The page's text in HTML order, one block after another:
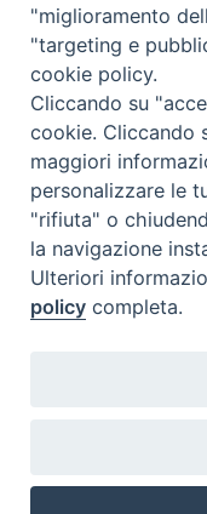
"miglioramento
"targeting e
cookie policy.
Cliccando su
cookie. Cliccando
maggiori
personalizzare le
"rifiuta" o
la navigazione
Ulteriori
policy completa.